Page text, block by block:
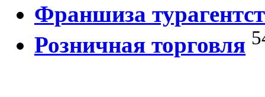
Франшиза
Розничная торговля